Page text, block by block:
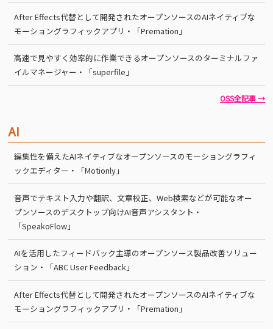
After Effects代替として開発されたオープンソースのAIネイティブな
モーショングラフィックアプリ・「Premation」
高速で見やすく効率的に作業できるオープンソースのターミナルファ
イルマネージャー・「superfile」
OSS全記事 →
AI
編集性を備えたAIネイティブなオープンソースのモーショングラフィ
ックエディター・「Motionly」
音声でテキスト入力や翻訳、文章校正、Web検索などが可能なオー
プンソースのデスクトップ向けAI音声アシスタント・
「SpeakoFlow」
AIを活用したフィードバック主導のオープンソース製品改善ソリュー
ション・「ABC User Feedback」
After Effects代替として開発されたオープンソースのAIネイティブな
モーショングラフィックアプリ・「Premation」